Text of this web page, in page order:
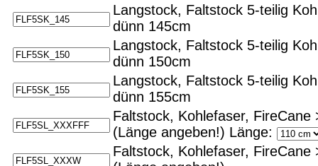
Langstock, Faltstock 5-teilig
dünn 145cm
Langstock, Faltstock 5-teilig
dünn 150cm
Langstock, Faltstock 5-teilig
dünn 155cm
Faltstock, Kohlefaser,
(Länge angeben!) Länge:
Faltstock, Kohlefaser,